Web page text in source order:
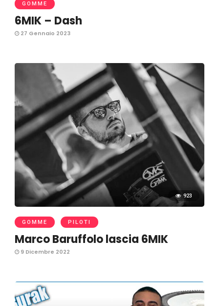
GOMME
6MIK – Dash
27 Gennaio 2023
923
GOMME PILOTI
Marco Baruffolo lascia 6MIK
9 Dicembre 2022